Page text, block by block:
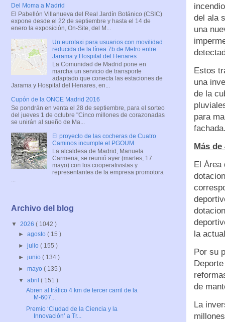
del ala
una
Estos
una
de la
para
Más
El Área
la
Por su
de
La
Del Moma a Madrid
El Pabellón Villanueva del Real Jardín Botánico (CSIC)
expone desde el 22 de septiembre y hasta el 14 de
enero la exposición, On-Site, del M...
Un eurotaxi para usuarios con movilidad
reducida de la línea 7b de Metro entre
Jarama y Hospital del Henares
La Comunidad de Madrid pone en
marcha un servicio de transporte
adaptado que conecta las estaciones de
Jarama y Hospital del Henares, en...
Cupón de la ONCE Madrid 2016
Se pondrán en venta el 28 de septiembre, para el sorteo
del jueves 1 de octubre "Cinco millones de corazonadas
se unirán al sueño de Ma...
El proyecto de las cocheras de Cuatro
Caminos incumple el PGOUM
La alcaldesa de Madrid, Manuela
Carmena, se reunió ayer (martes, 17
mayo) con los cooperativistas y
representantes de la empresa promotora
...
Archivo del blog
▼ 2026 ( 1042 )
►agosto( 15 )
►julio( 155 )
►junio( 134 )
►mayo( 135 )
▼abril( 151 )
Abren al tráfico 4 km de tercer carril de la
M-607...
Premio ‘Ciudad de la Ciencia y la
Innovación’ a Tr...